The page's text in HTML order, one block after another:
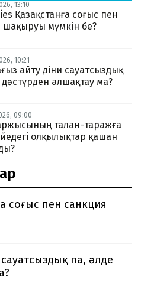
13:10
Қазақстанға соғыс пен
шақыруы мүмкін бе?
10:21
айту діни сауатсыздық
алшақтау ма?
09:00
талан-таражға
олқылықтар қашан
соғыс пен санкция
па, әлде